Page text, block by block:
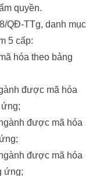
quyền.
QĐ-TTg, danh mục
5 cấp:
hóa theo bảng
được mã hóa
được mã hóa
được mã hóa
ứng;